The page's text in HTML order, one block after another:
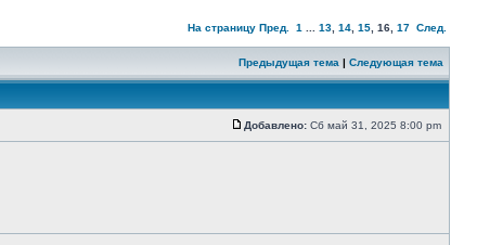
На страницу Пред. 1 13 14 15 16 17 След.
Предыдущая тема | Следующая тема
Добавлено: Сб май 31, 2025 8:00 pm